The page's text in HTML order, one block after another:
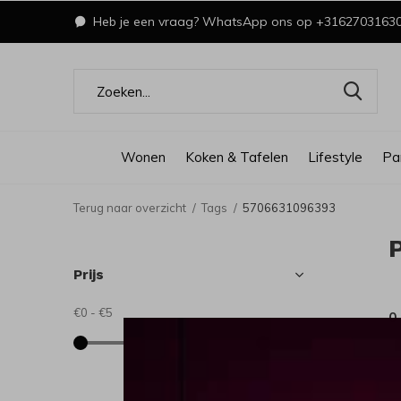
Wonen Koken & Tafelen Lifestyle
Heb je een vraag? WhatsApp ons op
Terug naar overzicht Tags 5706631096393
0
Prijs
€0 - €5